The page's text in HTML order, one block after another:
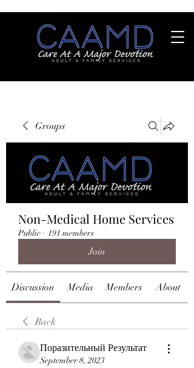
Groups
Non-Medical Home Services
Public · 191 members
Join
Discussion Media Members About
Back
Поразительный Результат
September 8, 2023